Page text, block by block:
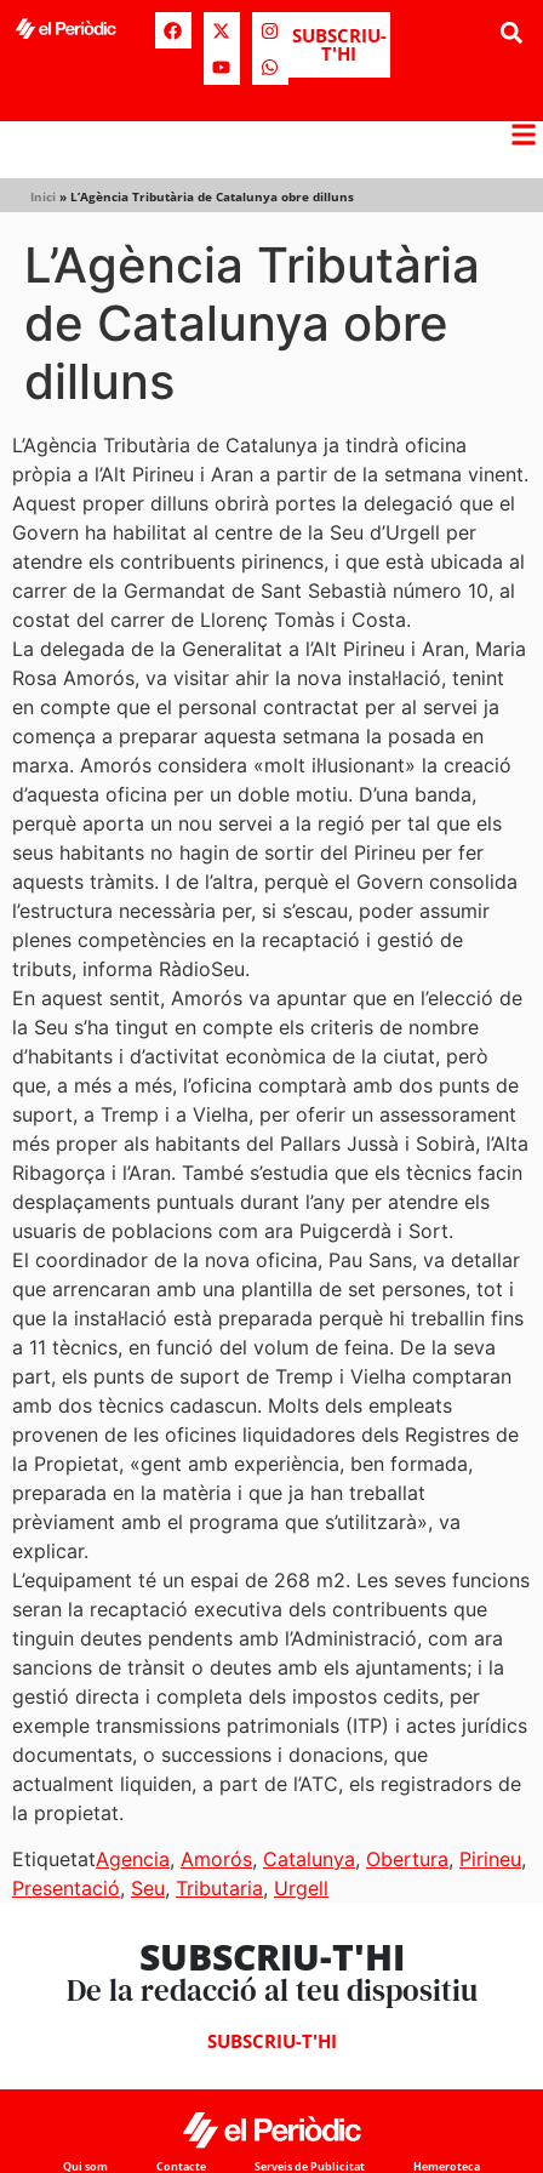
SUBSCRIU-
T'HI
Inici » L’Agència Tributària de Catalunya obre dilluns
L’Agència Tributària
de Catalunya obre
dilluns
L’Agència Tributària de Catalunya ja tindrà oficina
pròpia a l’Alt Pirineu i Aran a partir de la setmana vinent.
Aquest proper dilluns obrirà portes la delegació que el
Govern ha habilitat al centre de la Seu d’Urgell per
atendre els contribuents pirinencs, i que està ubicada al
carrer de la Germandat de Sant Sebastià número 10, al
costat del carrer de Llorenç Tomàs i Costa.
La delegada de la Generalitat a l’Alt Pirineu i Aran, Maria
Rosa Amorós, va visitar ahir la nova instal·lació, tenint
en compte que el personal contractat per al servei ja
comença a preparar aquesta setmana la posada en
marxa. Amorós considera «molt il·lusionant» la creació
d’aquesta oficina per un doble motiu. D’una banda,
perquè aporta un nou servei a la regió per tal que els
seus habitants no hagin de sortir del Pirineu per fer
aquests tràmits. I de l’altra, perquè el Govern consolida
l’estructura necessària per, si s’escau, poder assumir
plenes competències en la recaptació i gestió de
tributs, informa RàdioSeu.
En aquest sentit, Amorós va apuntar que en l’elecció de
la Seu s’ha tingut en compte els criteris de nombre
d’habitants i d’activitat econòmica de la ciutat, però
que, a més a més, l’oficina comptarà amb dos punts de
suport, a Tremp i a Vielha, per oferir un assessorament
més proper als habitants del Pallars Jussà i Sobirà, l’Alta
Ribagorça i l’Aran. També s’estudia que els tècnics facin
desplaçaments puntuals durant l’any per atendre els
usuaris de poblacions com ara Puigcerdà i Sort.
El coordinador de la nova oficina, Pau Sans, va detallar
que arrencaran amb una plantilla de set persones, tot i
que la instal·lació està preparada perquè hi treballin fins
a 11 tècnics, en funció del volum de feina. De la seva
part, els punts de suport de Tremp i Vielha comptaran
amb dos tècnics cadascun. Molts dels empleats
provenen de les oficines liquidadores dels Registres de
la Propietat, «gent amb experiència, ben formada,
preparada en la matèria i que ja han treballat
prèviament amb el programa que s’utilitzarà», va
explicar.
L’equipament té un espai de 268 m2. Les seves funcions
seran la recaptació executiva dels contribuents que
tinguin deutes pendents amb l’Administració, com ara
sancions de trànsit o deutes amb els ajuntaments; i la
gestió directa i completa dels impostos cedits, per
exemple transmissions patrimonials (ITP) i actes jurídics
documentats, o successions i donacions, que
actualment liquiden, a part de l’ATC, els registradors de
la propietat.
EtiquetatAgencia, Amorós, Catalunya, Obertura, Pirineu,
Presentació, Seu, Tributaria, Urgell
SUBSCRIU-T'HI
De la redacció al teu dispositiu
SUBSCRIU-T'HI
Qui som Contacte Serveis de Publicitat Hemeroteca